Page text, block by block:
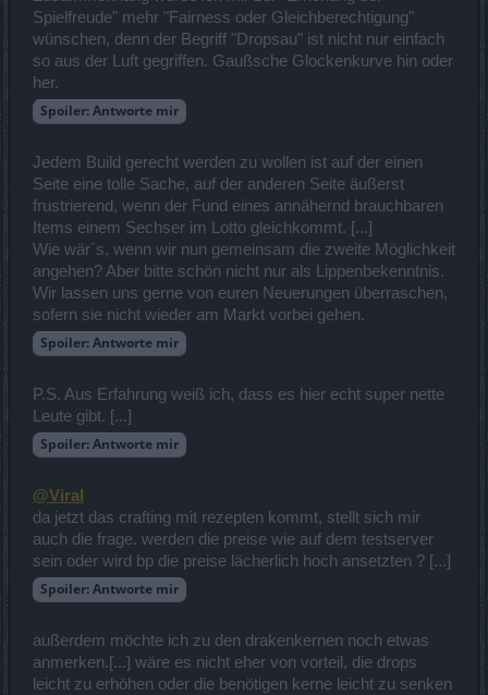
Spielfreude" mehr "Fairness oder Gleichberechtigung"
wünschen, denn der Begriff "Dropsau" ist nicht nur einfach
so aus der Luft gegriffen. Gaußsche Glockenkurve hin oder
her.
Spoiler:Antworte mir
Jedem Build gerecht werden zu wollen ist auf der einen
Seite eine tolle Sache, auf der anderen Seite äußerst
frustrierend, wenn der Fund eines annähernd brauchbaren
Items einem Sechser im Lotto gleichkommt. [...]
Wie wär´s, wenn wir nun gemeinsam die zweite Möglichkeit
angehen? Aber bitte schön nicht nur als Lippenbekenntnis.
Wir lassen uns gerne von euren Neuerungen überraschen,
sofern sie nicht wieder am Markt vorbei gehen.
Spoiler:Antworte mir
P.S. Aus Erfahrung weiß ich, dass es hier echt super nette
Leute gibt. [...]
Spoiler:Antworte mir
@Viral
da jetzt das crafting mit rezepten kommt, stellt sich mir
auch die frage. werden die preise wie auf dem testserver
sein oder wird bp die preise lächerlich hoch ansetzten ? [...]
Spoiler:Antworte mir
außerdem möchte ich zu den drakenkernen noch etwas
anmerken.[...] wäre es nicht eher von vorteil, die drops
leicht zu erhöhen oder die benötigen kerne leicht zu senken